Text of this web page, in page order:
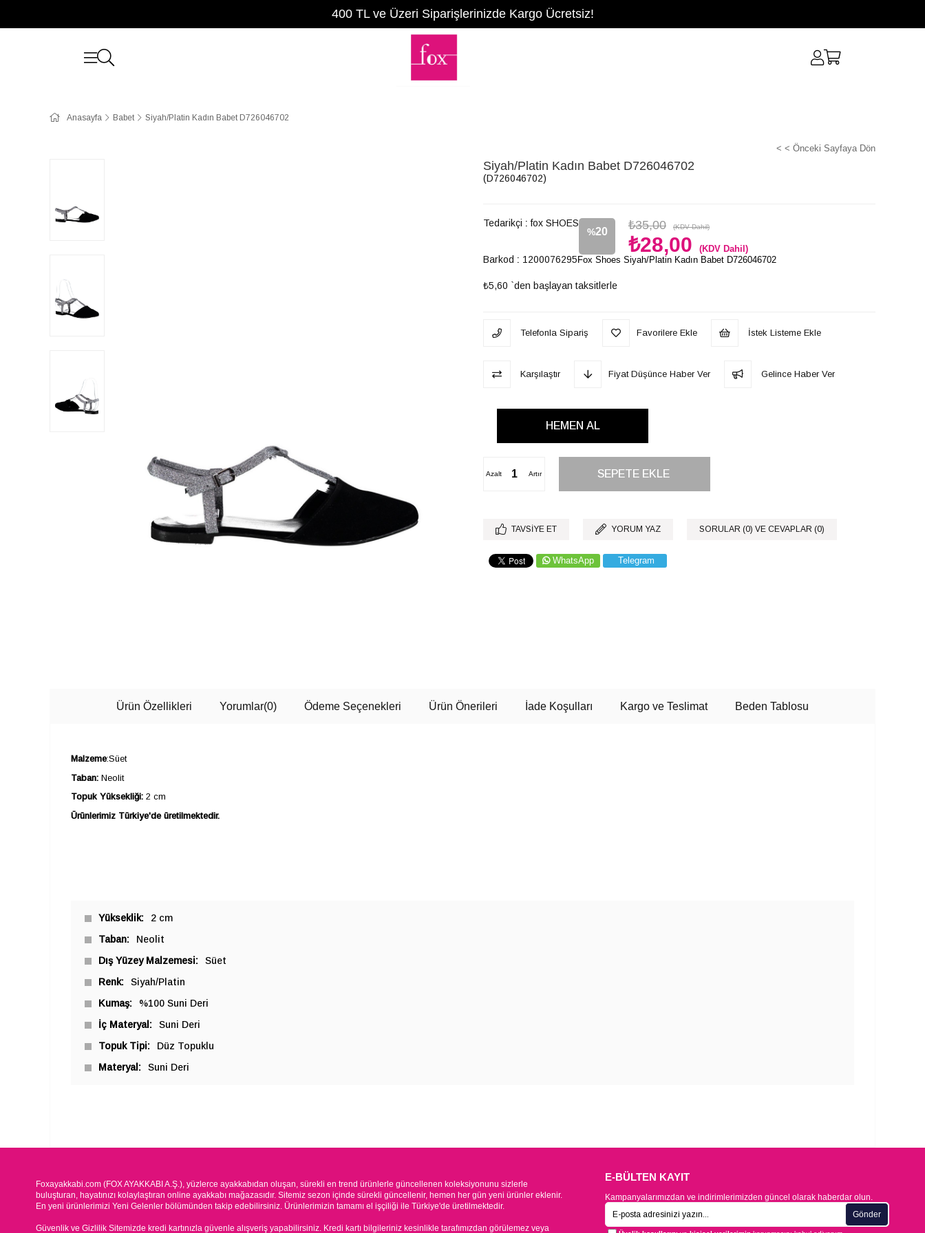
400 TL ve Üzeri Siparişlerinizde Kargo Ücretsiz!
Anasayfa Babet Siyah/Platin Kadın Babet D726046702
< < Önceki Sayfaya Dön
Siyah/Platin Kadın Babet D726046702
(D726046702)
Tedarikçi : fox SHOES
%20
İndirim
₺35,00 (KDV Dahil)
₺28,00 (KDV Dahil)
Barkod : 1200076295
₺5,60 `den başlayan taksitlerle
Fox Shoes Siyah/Platin Kadın Babet D726046702
Telefonla Sipariş Favorilere Ekle İstek Listeme Ekle
Karşılaştır Fiyat Düşünce Haber Ver Gelince Haber Ver
Artır
Azalt
TAVSIYE ET YORUM YAZ SORULAR (0) VE CEVAPLAR (0)
WhatsApp Telegram
Ürün Özellikleri Yorumlar(0) Ödeme Seçenekleri Ürün Önerileri İade Koşulları Kargo ve Teslimat Beden Tablosu
Malzeme:Süet
Taban: Neolit
Topuk Yüksekliği: 2 cm
Ürünlerimiz Türkiye'de üretilmektedir.
Yükseklik
2 cm
Taban
Neolit
Dış Yüzey Malzemesi
Süet
Renk
Siyah/Platin
Kumaş
%100 Suni Deri
İç Materyal
Suni Deri
Topuk Tipi
Düz Topuklu
Materyal
Suni Deri
Foxayakkabi.com (FOX AYAKKABI A.Ş.), yüzlerce ayakkabıdan oluşan, sürekli en trend ürünlerle güncellenen koleksiyonunu sizlerle
buluşturan, hayatınızı kolaylaştıran online ayakkabı mağazasıdır. Sitemiz sezon içinde sürekli güncellenir, hemen her gün yeni ürünler eklenir.
En yeni ürünlerimizi Yeni Gelenler bölümünden takip edebilirsiniz. Ürünlerimizin tamamı el işçiliği ile Türkiye'de üretilmektedir.
Güvenlik ve Gizlilik Sitemizde kredi kartınızla güvenle alışveriş yapabilirsiniz. Kredi kartı bilgileriniz kesinlikle tarafımızdan görülemez veya
E-BÜLTEN KAYIT
Kampanyalarımızdan ve indirimlerimizden güncel olarak haberdar olun.
Gönder